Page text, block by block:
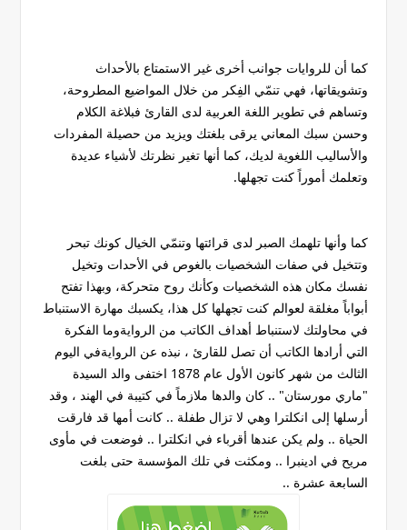
كما أن للروايات جوانب أخرى غير الاستمتاع بالأحداث
وتشويقاتها، فهي تنمّي الفِكر من خلال المواضيع المطروحة،
وتساهم في تطوير اللغة العربية لدى القارئ فبلاغة الكلام
وحسن سبك المعاني يرقى بلغتك ويزيد من حصيلة المفردات
والأساليب اللغوية لديك، كما أنها تغير نظرتك لأشياء عديدة
وتعلمك أموراً كنت تجهلها.
كما وأنها تلهمك الصبر لدى قرائتها وتنمّي الخيال كونك تبحر
وتتخيل في صفات الشخصيات بالغوص في الأحدات وتخيل
نفسك مكان هذه الشخصيات وكأنك روح متحركة، وبهذا تفتح
أبواباً مغلقة لعوالم كنت تجهلها كل هذا، يكسبك مهارة الاستنباط
في محاولتك لاستنباط أهداف الكاتب من الروايةوما الفكرة
التي أرادها الكاتب أن تصل للقارئ ، نبذه عن الروايةفي اليوم
الثالث من شهر كانون الأول عام 1878 اختفى والد السيدة
"ماري مورستان" .. كان والدها ملازماً في كتيبة في الهند ، وقد
أرسلها إلى انكلترا وهي لا تزال طفلة .. كانت أمها قد فارقت
الحياة .. ولم يكن عندها أقرباء في انكلترا .. فوضعت في مأوى
مريح في ادينبرا .. ومكثت في تلك المؤسسة حتى بلغت
السابعة عشرة ..